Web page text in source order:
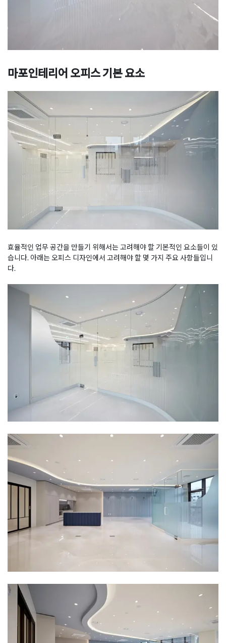
마포인테리어 오피스 기본 요소
효율적인 업무 공간을 만들기 위해서는 고려해야 할 기본적인 요소들이 있
습니다. 아래는 오피스 디자인에서 고려해야 할 몇 가지 주요 사항들입니
다.